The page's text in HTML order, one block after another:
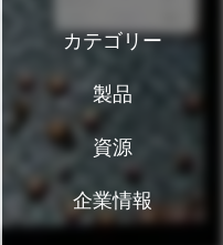
カテゴリー
製品
資源
企業情報